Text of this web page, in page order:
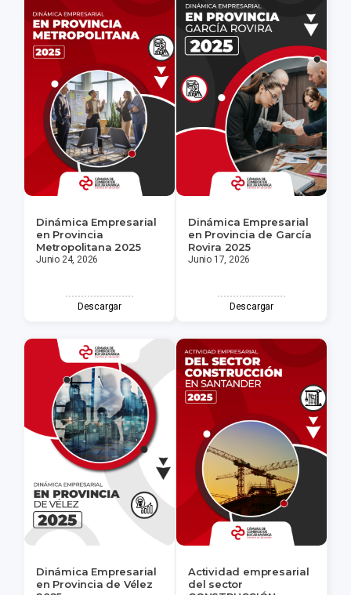
Dinámica Empresarial
en Provincia
Metropolitana 2025
Junio 24, 2026
Descargar
Dinámica Empresarial
en Provincia de García
Rovira 2025
Junio 17, 2026
Descargar
Dinámica Empresarial
en Provincia de Vélez
Actividad empresarial
del sector